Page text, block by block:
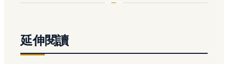
延伸閱讀